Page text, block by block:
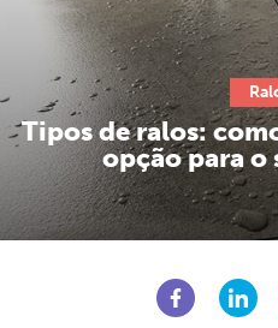
Tipos de ralos:
opção para o